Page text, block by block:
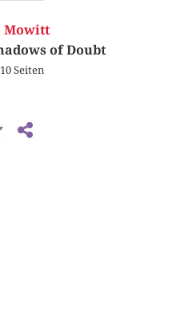
Mowitt
of Doubt
Seiten